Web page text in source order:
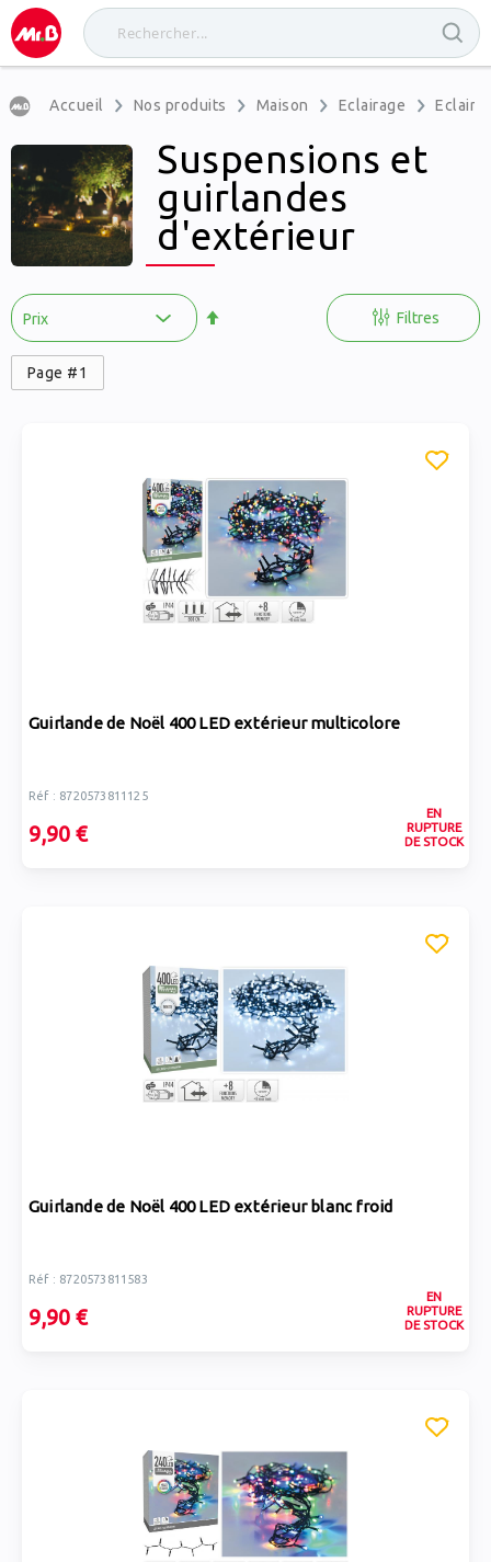
Accueil Nos produits Maison Eclairage
Suspensions et
guirlandes
d'extérieur
Filtres
Page #1
Guirlande de Noël 400 LED extérieur multicolore
Réf : 8720573811125
9,90 €
EN
RUPTURE
DE STOCK
Guirlande de Noël 400 LED extérieur blanc froid
Réf : 8720573811583
9,90 €
EN
RUPTURE
DE STOCK